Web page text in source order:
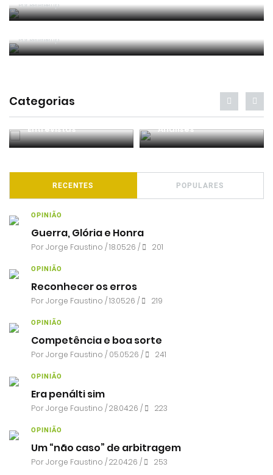
Por RefereeTip
2023/2024 Apresentação alterações Leis Jogo
Por RefereeTip
Categorias
Entrevistas Análises
RECENTES POPULARES
OPINIÃO
Guerra, Glória e Honra
PorJorge Faustino / 18.05.26 / 201
OPINIÃO
Reconhecer os erros
PorJorge Faustino / 13.05.26 / 219
OPINIÃO
Competência e boa sorte
PorJorge Faustino / 05.05.26 / 241
OPINIÃO
Era penálti sim
PorJorge Faustino / 28.04.26 / 223
OPINIÃO
Um “não caso” de arbitragem
PorJorge Faustino / 22.04.26 / 253